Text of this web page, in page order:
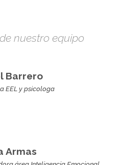
nuestro equipo
Barrero
EEL y psicologa
Armas